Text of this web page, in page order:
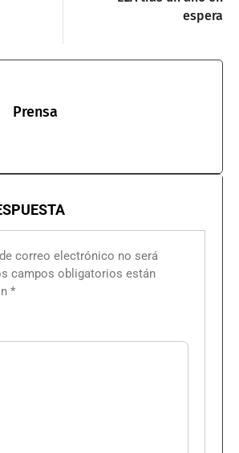
espera
Prensa
correo electrónico no será
campos obligatorios están
*